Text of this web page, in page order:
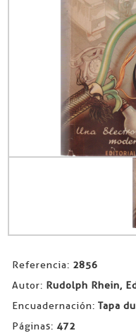
Referencia: 2856
Autor: Rudolph Rhein,
Encuadernación: Tapa
Páginas: 472